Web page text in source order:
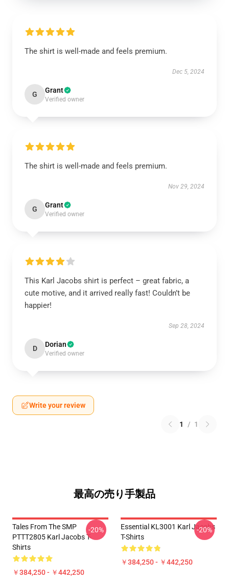
The shirt is well-made and feels premium.
Dec 5, 2024
G Grant
Verified owner
The shirt is well-made and feels premium.
Nov 29, 2024
G Grant
Verified owner
This Karl Jacobs shirt is perfect – great fabric, a
cute motive, and it arrived really fast! Couldn’t be
happier!
Sep 28, 2024
D Dorian
Verified owner
Write your review
1 / 1
最高の売り手製品
Tales From The SMP
PTTT2805 Karl Jacobs T-
Shirts
￥384,250 - ￥442,250
-20%
Essential KL3001 Karl Jacobs
T-Shirts
￥384,250 - ￥442,250
-20%